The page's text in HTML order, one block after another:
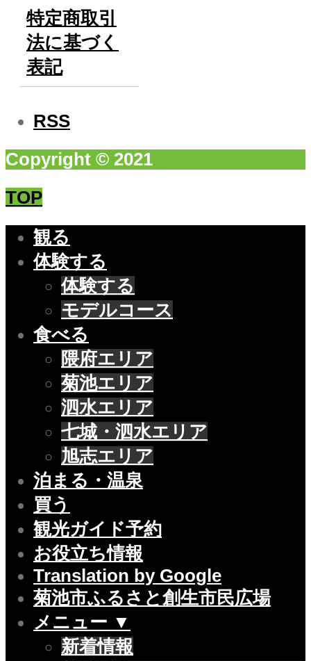
特定商取引
法に基づく
表記
RSS
Copyright © 2021
TOP
観る
体験する
体験する
モデルコース
食べる
隈府エリア
菊池エリア
泗水エリア
七城・泗水エリア
旭志エリア
泊まる・温泉
買う
観光ガイド予約
お役立ち情報
Translation by Google
菊池市ふるさと創生市民広場
メニュー ▼
新着情報